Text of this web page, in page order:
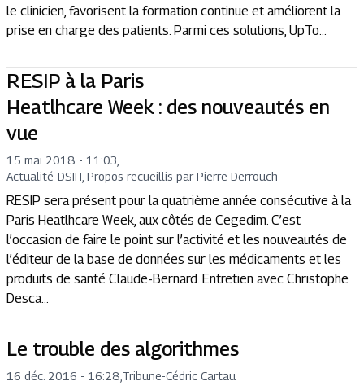
le clinicien, favorisent la formation continue et améliorent la
prise en charge des patients. Parmi ces solutions, UpTo...
RESIP à la Paris
Heatlhcare Week : des nouveautés en
vue
15 mai 2018 - 11:03
Actualité-DSIH, Propos recueillis par Pierre Derrouch
RESIP sera présent pour la quatrième année consécutive à la
Paris Heatlhcare Week, aux côtés de Cegedim. C’est
l’occasion de faire le point sur l’activité et les nouveautés de
l’éditeur de la base de données sur les médicaments et les
produits de santé Claude-Bernard. Entretien avec Christophe
Desca...
Le trouble des algorithmes
16 déc. 2016 - 16:28 Tribune-Cédric Cartau